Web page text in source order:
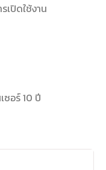
เปิดใช้งาน
ซอร์ 10 ปี